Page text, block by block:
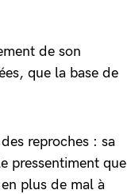
de son
que la base de
reproches : sa
pressentiment que
plus de mal à